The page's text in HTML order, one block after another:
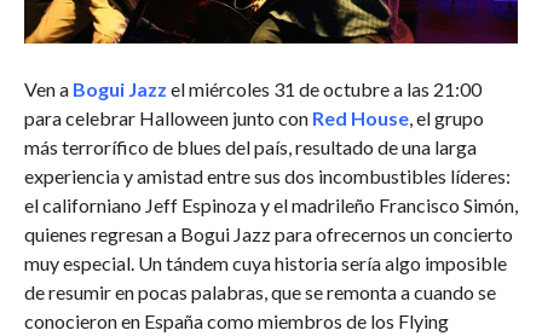
Ven a Bogui Jazz el miércoles 31 de octubre a las 21:00
para celebrar Halloween junto con Red House, el grupo
más terrorífico de blues del país, resultado de una larga
experiencia y amistad entre sus dos incombustibles líderes:
el californiano Jeff Espinoza y el madrileño Francisco Simón,
quienes regresan a Bogui Jazz para ofrecernos un concierto
muy especial. Un tándem cuya historia sería algo imposible
de resumir en pocas palabras, que se remonta a cuando se
conocieron en España como miembros de los Flying